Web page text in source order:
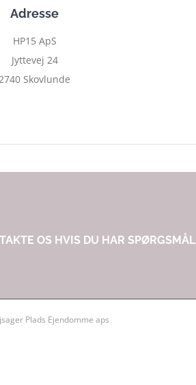
Adresse
HP15 ApS
Jyttevej 24
Skovlunde
OS HVIS DU HAR SPØRGSMÅL
Plads Ejendomme aps